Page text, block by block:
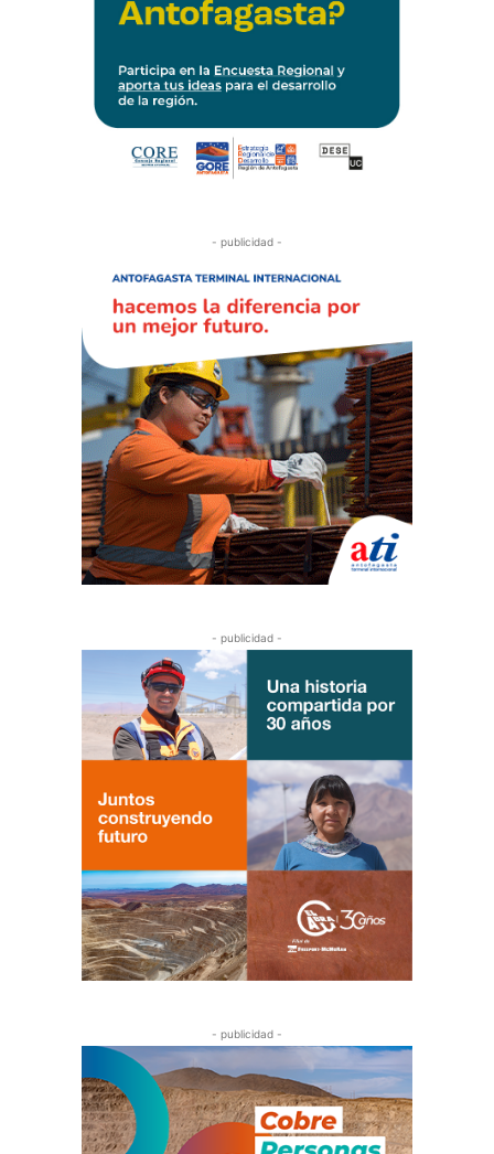
- publicidad -
- publicidad -
- publicidad -